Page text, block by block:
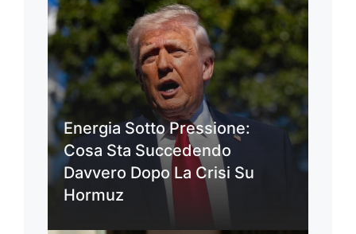
Energia Sotto Pressione:
Cosa Sta Succedendo
Davvero Dopo La Crisi Su
Hormuz